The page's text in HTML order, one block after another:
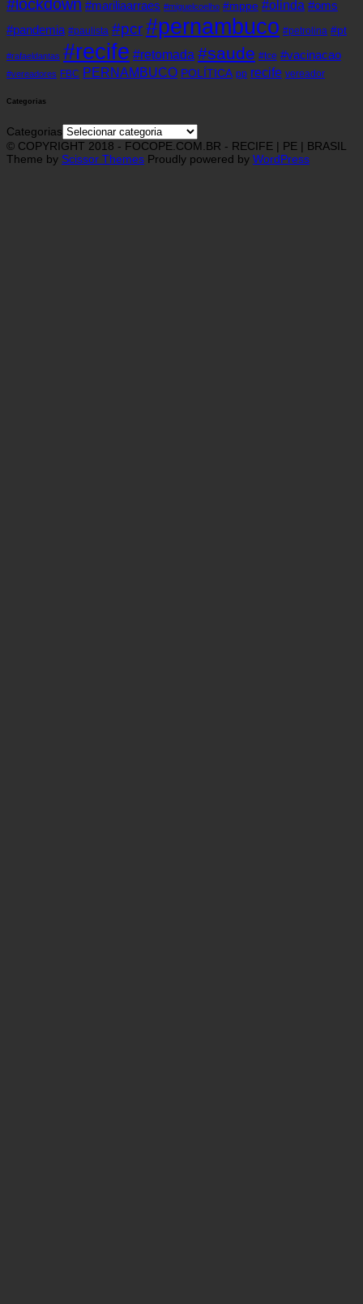
#lockdown #mariliaarraes #miguelcoelho #mppe #olinda #oms
#pandemia #paulista #pcr#pernambuco #petrolina #pt
#rafaeldantas #recife #retomada #saude #tce #vacinacao
#vereadores FBC PERNAMBUCO POLÍTICA pp recife vereador
Categorias
Categorias
© COPYRIGHT 2018 - FOCOPE.COM.BR - RECIFE | PE | BRASIL
Theme by Scissor Themes Proudly powered by WordPress